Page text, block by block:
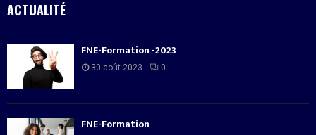
ACTUALITÉ
FNE-Formation -2023
30 août 2023 0
FNE-Formation